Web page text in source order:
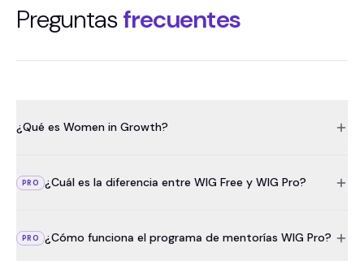
Preguntasfrecuentes
¿Qué es Women in Growth?
PRO ¿Cuál es la diferencia entre WIG Free y WIG Pro?
PRO ¿Cómo funciona el programa de mentorías WIG Pro?